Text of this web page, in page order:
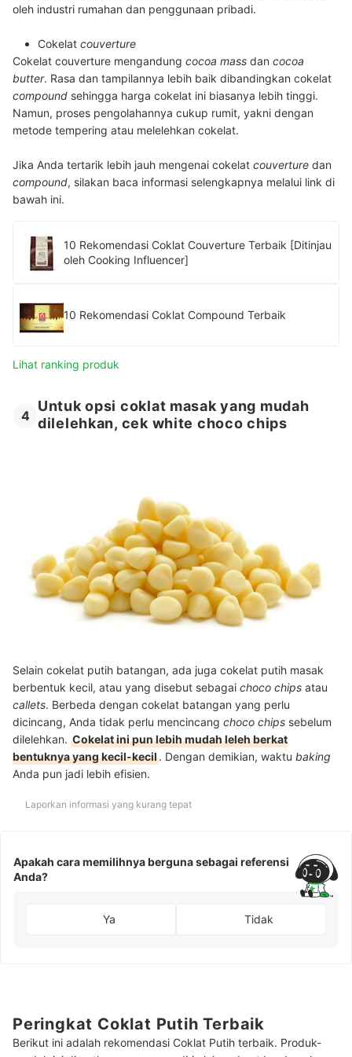
oleh industri rumahan dan penggunaan pribadi.
Cokelat couverture
Cokelat couverture mengandung cocoa mass dan cocoa
butter. Rasa dan tampilannya lebih baik dibandingkan cokelat
compound sehingga harga cokelat ini biasanya lebih tinggi.
Namun, proses pengolahannya cukup rumit, yakni dengan
metode tempering atau melelehkan cokelat.
Jika Anda tertarik lebih jauh mengenai cokelat couverture dan
compound, silakan baca informasi selengkapnya melalui link di
bawah ini.
10 Rekomendasi Coklat Couverture Terbaik [Ditinjau
oleh Cooking Influencer]
10 Rekomendasi Coklat Compound Terbaik
Lihat ranking produk
4
Untuk opsi coklat masak yang mudah
dilelehkan, cek white choco chips
Selain cokelat putih batangan, ada juga cokelat putih masak
berbentuk kecil, atau yang disebut sebagai choco chips atau
callets. Berbeda dengan cokelat batangan yang perlu
dicincang, Anda tidak perlu mencincang choco chips sebelum
dilelehkan. Cokelat ini pun lebih mudah leleh berkat
bentuknya yang kecil-kecil. Dengan demikian, waktu baking
Anda pun jadi lebih efisien.
Laporkan informasi yang kurang tepat
Apakah cara memilihnya berguna sebagai referensi
Anda?
Ya Tidak
Peringkat Coklat Putih Terbaik
Berikut ini adalah rekomendasi Coklat Putih terbaik. Produk-